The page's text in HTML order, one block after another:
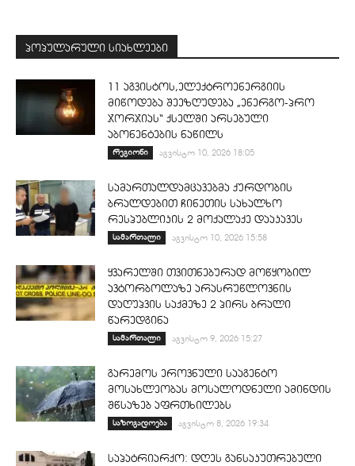
პოპულარული სიახლეები
11 აგვისტოს,ელექტროენერგიის
მიწოდება შეეზღუდება „ენერგო-პრო
ჯორჯიას“ ქსელში არსებული
აბონენტების ნაწილს
რეგიონი აგვისტო 10, 2026 18:05
სამართალდამცავებმა ქურდობის
ბრალდებით ჩინეთის სახალხო
რესპუბლიკის 2 მოქალაქე დააკავეს
სამართალი აგვისტო 10, 2026 15:58
ყვარელში თვითნებურად მოწყობილ
ავტორბოლაზე არასრუწლოვნის
დაღუპვის საქმეზე 2 პირს ბრალი
წარედგინა
სამართალი აგვისტო 9, 2026 15:27
გარემოს ეროვნული სააგენტო
მოსახლეობას მოსალოდნელი ამინდის
შწსაზებ აფრთხილებს
საზოგადოება აგვისტო 8, 2026 19:34
საპატრიარქო: დღეს განსაკუთრებული